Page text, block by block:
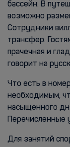
бассейн. В
возможно
Сотрудники
трансфер.
прачечная и
говорит на
Что есть в
необходимым,
насыщенного
Перечисленные
Для занятий